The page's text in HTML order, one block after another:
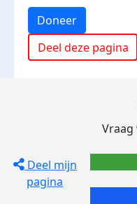
Doneer
Deel deze pagina
Deel mijn
pagina